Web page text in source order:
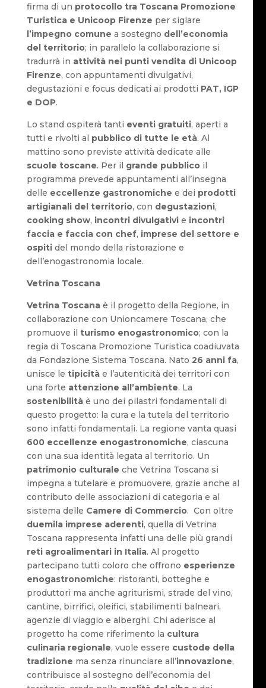
firma di un protocollo tra Toscana Promozione
Turistica e Unicoop Firenze per siglare
l’impegno comune a sostegno dell’economia
del territorio; in parallelo la collaborazione si
tradurrà in attività nei punti vendita di Unicoop
Firenze, con appuntamenti divulgativi,
degustazioni e focus dedicati ai prodotti PAT, IGP
e DOP.
Lo stand ospiterà tanti eventi gratuiti, aperti a
tutti e rivolti al pubblico di tutte le età. Al
mattino sono previste attività dedicate alle
scuole toscane. Per il grande pubblicoil
programma prevede appuntamenti all’insegna
delle eccellenze gastronomiche e dei prodotti
artigianali del territorio, con degustazioni,
cooking show, incontri divulgativie incontri
faccia e faccia con chef, imprese del settore e
ospitidel mondo della ristorazione e
dell’enogastronomia locale.
Vetrina Toscana
Vetrina Toscana è il progetto della Regione, in
collaborazione con Unioncamere Toscana, che
promuove il turismo enogastronomico; con la
regia di Toscana Promozione Turistica coadiuvata
da Fondazione Sistema Toscana. Nato 26 anni fa,
unisce le tipicitàe l’autenticità dei territori con
una forte attenzione all’ambiente. La
sostenibilitàè uno dei pilastri fondamentali di
questo progetto: la cura e la tutela del territorio
sono infatti fondamentali. La regione vanta quasi
600 eccellenze enogastronomiche, ciascuna
con una sua identità legata al territorio. Un
patrimonio culturale che Vetrina Toscana si
impegna a tutelare e promuovere, grazie anche al
contributo delle associazioni di categoria e al
sistema delle Camere di Commercio. Con oltre
duemila imprese aderenti, quella di Vetrina
Toscana rappresenta infatti una delle più grandi
reti agroalimentari in Italia. Al progetto
partecipano tutti coloro che offrono esperienze
enogastronomiche: ristoranti, botteghe e
produttori ma anche agriturismi, strade del vino,
cantine, birrifici, oleifici, stabilimenti balneari,
agenzie di viaggio e alberghi. Chi aderisce al
progetto ha come riferimento la cultura
culinaria regionale, vuole essere custode della
tradizione ma senza rinunciare all’innovazione,
contribuisce al sostegno dell’economia del